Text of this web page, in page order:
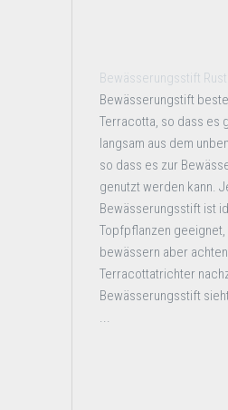
Bewässerungsstift
Bewässerungstift
Terracotta, so dass es
langsam aus dem
so dass es zur
genutzt werden kann.
Bewässerungsstift ist
Topfpflanzen geeignet,
bewässern aber
Terracottatrichter
Bewässerungsstift
...